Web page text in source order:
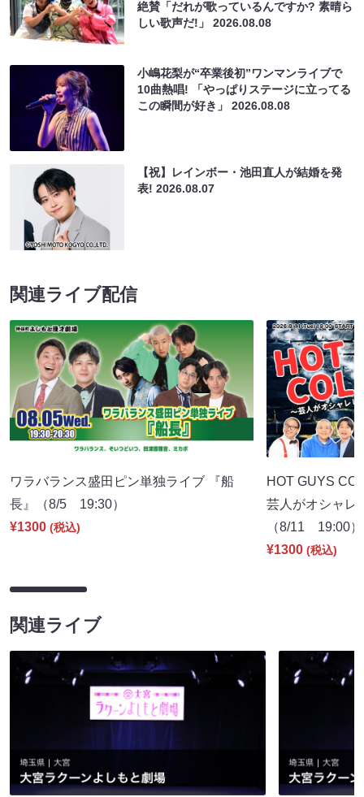
絶賛「だれが歌っているんですか? 素晴ら
しい歌声だ!」2026.08.08
小嶋花梨が“卒業後初”ワンマンライブで
10曲熱唱! 「やっぱりステージに立ってる
この瞬間が好き」2026.08.08
【祝】レインボー・池田直人が結婚を発
表!2026.08.07
関連ライブ配信
ワラバランス盛田ピン単独ライブ 『船
長』（8/5 19:30）
¥1300 (税込)
HOT GUYS
芸人がオシャレ
（8/11 19:00）
¥1300 (税込)
関連ライブ